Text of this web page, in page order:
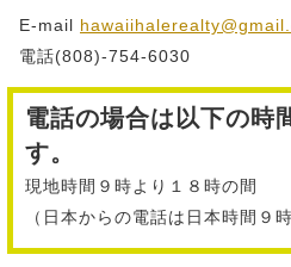
E-mail
電話(808)-754-6030
電話の場合は以下の時
す。
現地時間９時より１８時の間
（日本からの電話は日本時間９